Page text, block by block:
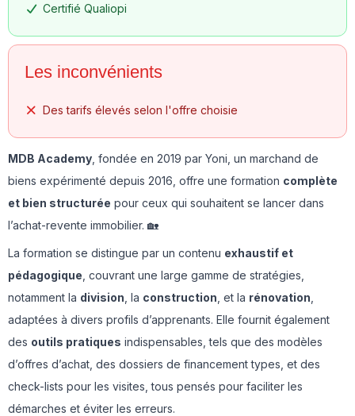
Certifié Qualiopi
Les inconvénients
Des tarifs élevés selon l'offre choisie
MDB Academy , fondée en 2019 par Yoni, un marchand de
biens expérimenté depuis 2016, offre une formation complète
et bien structurée pour ceux qui souhaitent se lancer dans
l’achat-revente immobilier. 🏡
La formation se distingue par un contenu exhaustif et
pédagogique , couvrant une large gamme de stratégies,
notamment la division , la construction , et la rénovation
adaptées à divers profils d’apprenants. Elle fournit également
des outils pratiques indispensables, tels que des modèles
d’offres d’achat, des dossiers de financement types, et des
check-lists pour les visites, tous pensés pour faciliter les
démarches et éviter les erreurs.